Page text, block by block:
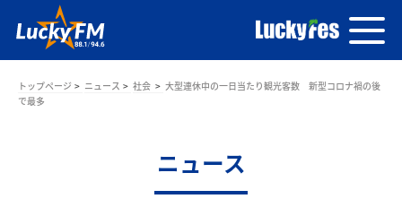
トップページ ニュース 社会
大型連休中の一日当たり観光客数 新型コロナ禍の後
で最多
ニュース